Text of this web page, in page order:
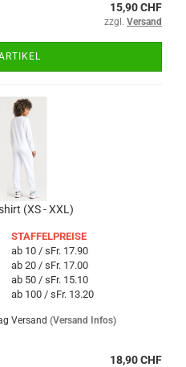
15,90 CHF
zzgl. Versand
(XS - XXL)
STAFFELPREISE
ab 10 / sFr. 17.90
ab 20 / sFr. 17.00
ab 50 / sFr. 15.10
ab 100 / sFr. 13.20
Versand (Versand Infos)
18,90 CHF